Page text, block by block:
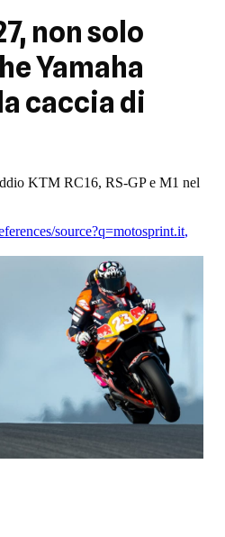
non solo
Yamaha
caccia di
KTM RC16, RS-GP e M1 nel
source?q=motosprint.it,